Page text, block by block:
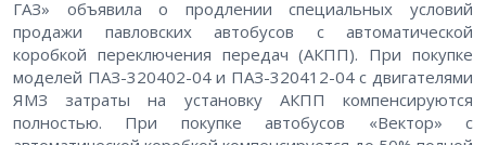
ГАЗ» объявила о продлении специальных условий
продажи павловских автобусов с автоматической
коробкой переключения передач (АКПП). При покупке
моделей ПАЗ-320402-04 и ПАЗ-320412-04 с двигателями
ЯМЗ затраты на установку АКПП компенсируются
полностью. При покупке автобусов «Вектор» с